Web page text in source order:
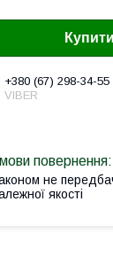
Купити
+380 (67) 298-34-55
VIBER
не
якості